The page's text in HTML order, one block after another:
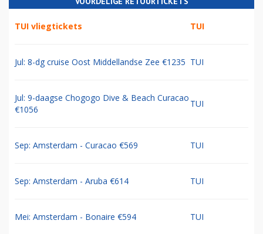
TUI vliegtickets TUI
Jul: 8-dg cruise Oost Middellandse Zee €1235 TUI
Jul: 9-daagse Chogogo Dive & Beach Curacao
€1056
TUI
Sep: Amsterdam - Curacao €569 TUI
Sep: Amsterdam - Aruba €614 TUI
Mei: Amsterdam - Bonaire €594 TUI